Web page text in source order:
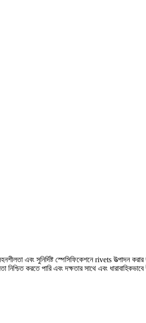
এবং সুনির্দিষ্ট স্পেসিফিকেশনে rivets উত্পাদন
নিশ্চিত করতে পারি এবং দক্ষতার সাথে এবং